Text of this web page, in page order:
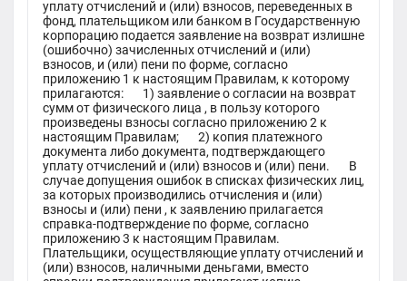
уплату отчислений и (или) взносов, переведенных в
фонд, плательщиком или банком в Государственную
корпорацию подается заявление на возврат излишне
(ошибочно) зачисленных отчислений и (или)
взносов, и (или) пени по форме, согласно
приложению 1 к настоящим Правилам, к которому
прилагаются: 1) заявление о согласии на возврат
сумм от физического лица , в пользу которого
произведены взносы согласно приложению 2 к
настоящим Правилам; 2) копия платежного
документа либо документа, подтверждающего
уплату отчислений и (или) взносов и (или) пени. В
случае допущения ошибок в списках физических лиц,
за которых производились отчисления и (или)
взносы и (или) пени , к заявлению прилагается
справка-подтверждение по форме, согласно
приложению 3 к настоящим Правилам.
Плательщики, осуществляющие уплату отчислений и
(или) взносов, наличными деньгами, вместо